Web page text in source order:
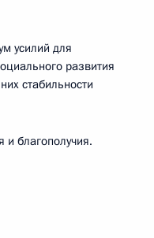
усилий для
развития
стабильности
благополучия.